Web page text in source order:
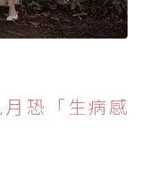
恐「生病感